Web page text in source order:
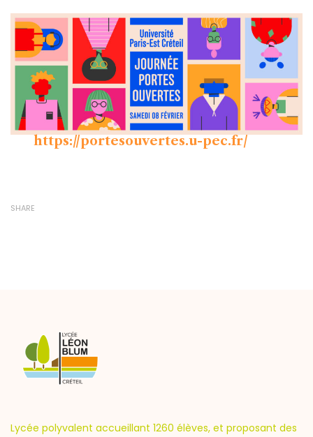
https://portesouvertes.u-pec.fr/
SHARE
Lycée polyvalent accueillant 1260 élèves, et proposant des